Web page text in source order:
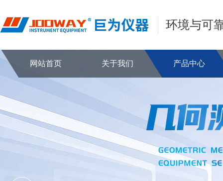
环境与可
网站首页 关于我们 产品中心